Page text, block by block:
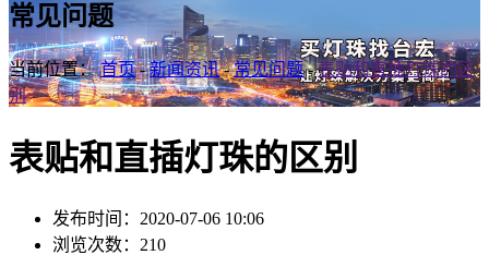
常见问题
当前位置：首页-新闻资讯-常见问题-表贴和直插灯珠的区
别
表贴和直插灯珠的区别
发布时间：2020-07-06 10:06
浏览次数：210